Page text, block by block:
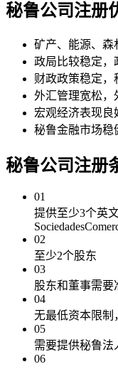
秘鲁公司注册
矿产、能源、森
政局比较稳定，
财政政策稳定，
外汇管理宽松，
宏观经济表现良
秘鲁金融市场稳
秘鲁公司注册
01
提供至少3个英
02
至少2个股东
03
股东和董事需
04
无最低资本限制
05
需要提供秘鲁法
06